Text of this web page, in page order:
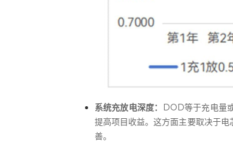
系统充放电深度：
DOD等于充电量
提高项目收益。这方面主要取决于
善。